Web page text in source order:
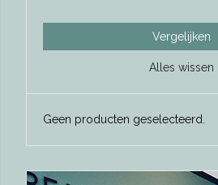
Vergelijken
Alles wissen
Geen producten geselecteerd.